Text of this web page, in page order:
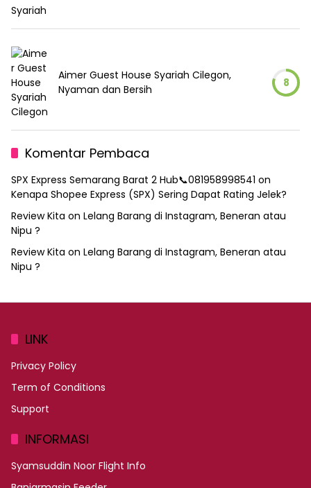
Aimer Guest House Syariah Cilegon,
Nyaman dan Bersih
8
Komentar Pembaca
SPX Express Semarang Barat 2 Hub📞081958998541 on
Kenapa Shopee Express (SPX) Sering Dapat Rating Jelek?
Review Kita on Lelang Barang di Instagram, Beneran atau
Nipu ?
Review Kita on Lelang Barang di Instagram, Beneran atau
Nipu ?
LINK
Privacy Policy
Term of Conditions
Support
INFORMASI
Syamsuddin Noor Flight Info